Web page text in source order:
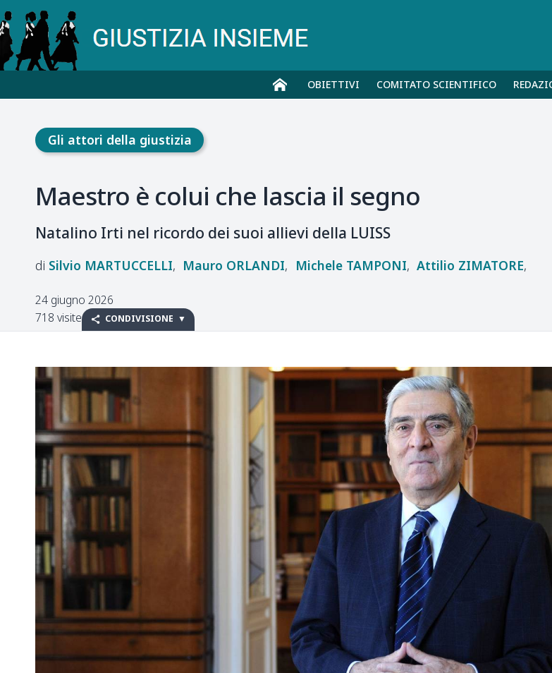
OBIETTIVI COMITATO SCIENTIFICO
Gli attori della giustizia
Maestro è colui che lascia il segno
Natalino Irti nel ricordo dei suoi allievi della LUISS
Silvio MARTUCCELLI Mauro ORLANDI Michele TAMPONI Attilio ZIMATORE
24 giugno 2026
718 visite
CONDIVISIONE